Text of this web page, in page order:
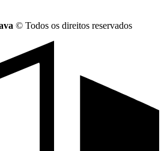
© Todos os direitos reservados